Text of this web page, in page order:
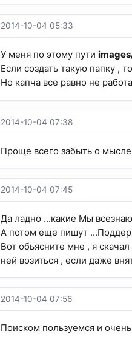
2014-10-04 05:33
У меня по этому пути
Если создать такую папку ,
Но капча все равно не
2014-10-04 07:38
Проще всего забыть о
2014-10-04 07:45
Да ладно ...какие Мы
А потом еще пишут
Вот обьясните мне , я
ней возиться , если даже
2014-10-04 07:56
Поиском пользуемся и